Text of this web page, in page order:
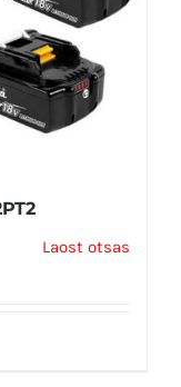
Laost otsas